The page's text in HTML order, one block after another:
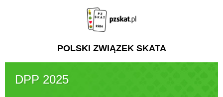
POLSKI ZWIĄZEK SKATA
DPP 2025